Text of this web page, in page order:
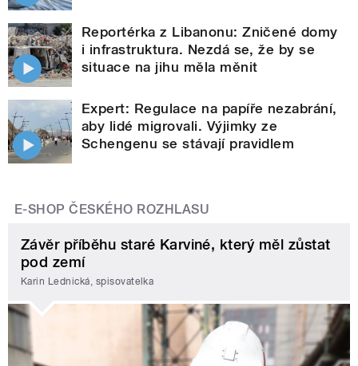
Reportérka z Libanonu: Zničené domy
i infrastruktura. Nezdá se, že by se
situace na jihu měla měnit
Expert: Regulace na papíře nezabrání,
aby lidé migrovali. Výjimky ze
Schengenu se stávají pravidlem
E-SHOP ČESKÉHO ROZHLASU
Závěr příběhu staré Karviné, který měl zůstat
pod zemí
Karin Lednická, spisovatelka